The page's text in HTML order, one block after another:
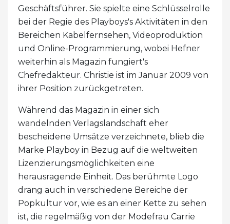
Geschäftsführer. Sie spielte eine Schlüsselrolle
bei der Regie des Playboys's Aktivitäten in den
Bereichen Kabelfernsehen, Videoproduktion
und Online-Programmierung, wobei Hefner
weiterhin als Magazin fungiert's
Chefredakteur. Christie ist im Januar 2009 von
ihrer Position zurückgetreten.
Während das Magazin in einer sich
wandelnden Verlagslandschaft eher
bescheidene Umsätze verzeichnete, blieb die
Marke Playboy in Bezug auf die weltweiten
Lizenzierungsmöglichkeiten eine
herausragende Einheit. Das berühmte Logo
drang auch in verschiedene Bereiche der
Popkultur vor, wie es an einer Kette zu sehen
ist, die regelmäßig von der Modefrau Carrie